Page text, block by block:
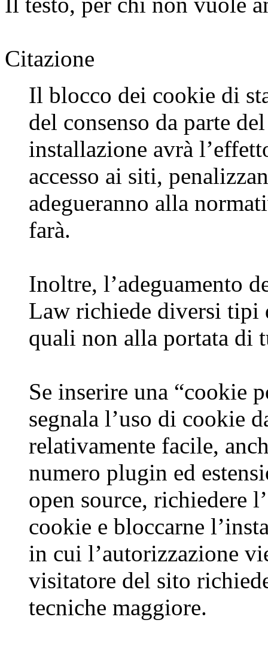
Citazione
Il blocco dei cookie di
del consenso da parte
installazione avrà
accesso ai siti,
adegueranno alla
farà.
Inoltre, l’adeguamento
Law richiede diversi tipi
quali non alla portata di
Se inserire una “cookie
segnala l’uso di cookie
relativamente facile,
numero plugin ed
open source, richiedere
cookie e bloccarne
in cui l’autorizzazione
visitatore del sito
tecniche maggiore.